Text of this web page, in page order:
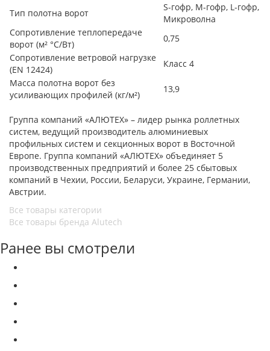
Тип полотна ворот
S-гофр, М-гофр, L-гофр,
Микроволна
Сопротивление теплопередаче
ворот (м² °С/Вт)
0,75
Сопротивление ветровой нагрузке
(EN 12424)
Класс 4
Масса полотна ворот без
усиливающих профилей (кг/м²)
13,9
Группа компаний «АЛЮТЕХ» – лидер рынка роллетных
систем, ведущий производитель алюминиевых
профильных систем и секционных ворот в Восточной
Европе. Группа компаний «АЛЮТЕХ» объединяет 5
производственных предприятий и более 25 сбытовых
компаний в Чехии, России, Беларуси, Украине, Германии,
Австрии.
Все товары категории
Все товары бренда Alutech
Ранее вы смотрели